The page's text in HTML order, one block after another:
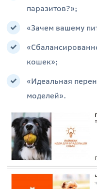
паразитов?»;
«Зачем вашему
кошек»;
«Идеальная
моделей».